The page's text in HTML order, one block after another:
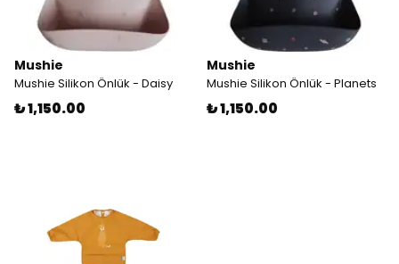
Mushie
Mushie Silikon Önlük - Daisy
₺ 1,150.00
Mushie
Mushie Silikon Önlük - Planets
₺ 1,150.00